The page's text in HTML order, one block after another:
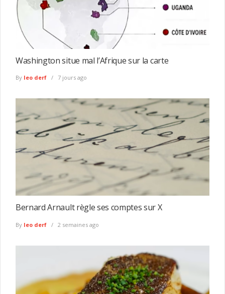
Washington situe mal l’Afrique sur la carte
By leo derf 7 jours ago
Bernard Arnault règle ses comptes sur X
By leo derf 2 semaines ago